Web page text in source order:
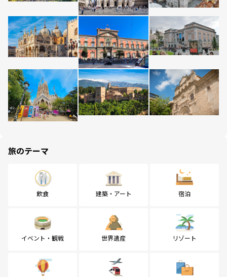
旅のテーマ
飲食 建築・アート 宿泊
イベント・観戦 世界遺産 リゾート